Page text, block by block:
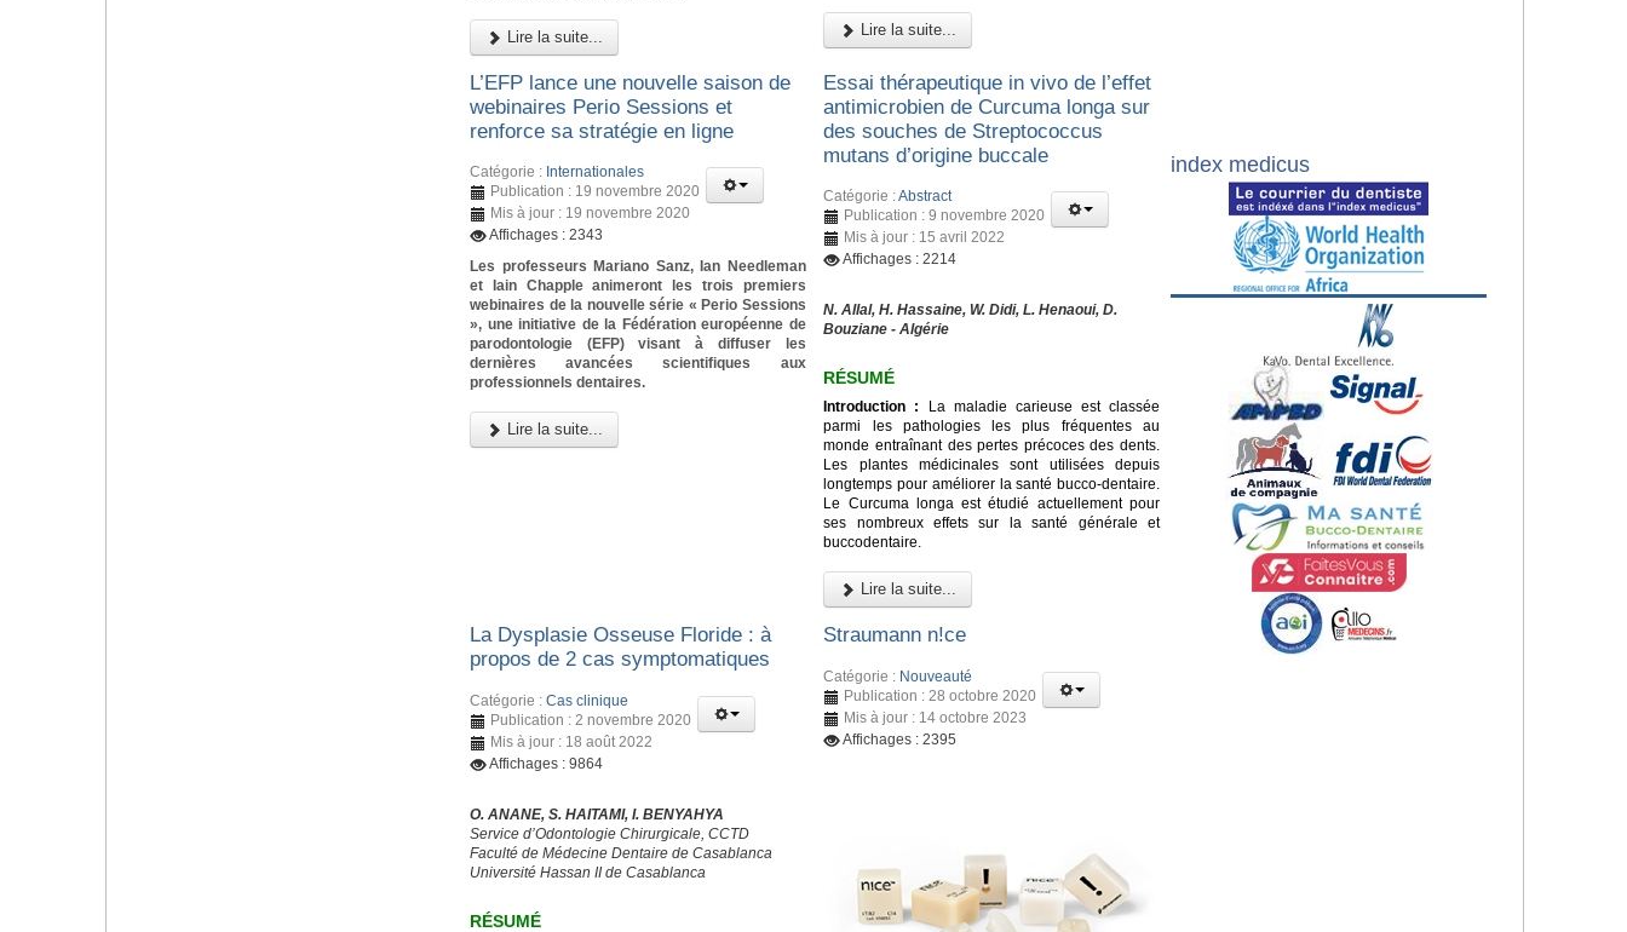
Lire la suite... Lire la suite...
L’EFP lance une nouvelle saison de
webinaires Perio Sessions et
renforce sa stratégie en ligne
Catégorie : Internationales
Publication : 19 novembre 2020
Mis à jour : 19 novembre 2020
Affichages : 2343
Les professeurs Mariano Sanz, Ian Needleman
et Iain Chapple animeront les trois premiers
webinaires de la nouvelle série « Perio Sessions
», une initiative de la Fédération européenne de
parodontologie (EFP) visant à diffuser les
dernières avancées scientifiques aux
professionnels dentaires.
Lire la suite...
Essai thérapeutique in vivo de l’effet
antimicrobien de Curcuma longa sur
des souches de Streptococcus
mutans d’origine buccale
Catégorie :Abstract
Publication : 9 novembre 2020
Mis à jour : 15 avril 2022
Affichages : 2214
N. Allal, H. Hassaine, W. Didi, L. Henaoui, D.
Bouziane - Algérie
RÉSUMÉ
Introduction :
La maladie carieuse est classée
parmi les pathologies les plus fréquentes au
monde entraînant des pertes précoces des dents.
Les plantes médicinales sont utilisées depuis
longtemps pour améliorer la santé bucco-dentaire.
Le Curcuma longa est étudié actuellement pour
ses nombreux effets sur la santé générale et
buccodentaire.
Lire la suite...
La Dysplasie Osseuse Floride : à
propos de 2 cas symptomatiques
Catégorie : Cas clinique
Publication : 2 novembre 2020
Mis à jour : 18 août 2022
Affichages : 9864
O. ANANE, S. HAITAMI, I. BENYAHYA
Service d’Odontologie Chirurgicale, CCTD
Faculté de Médecine Dentaire de Casablanca
Université Hassan II de Casablanca
RÉSUMÉ
Straumann n!ce
Catégorie : Nouveauté
Publication : 28 octobre 2020
Mis à jour : 14 octobre 2023
Affichages : 2395
index medicus